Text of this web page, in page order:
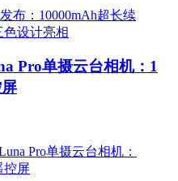
Pro单摄云台相机：1